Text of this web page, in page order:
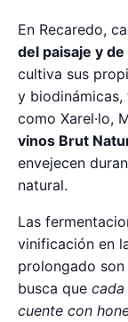
En Recaredo,
del paisaje y
cultiva sus
y
como Xarel·lo,
vinos Brut
envejecen
natural.
Las
vinificación en
prolongado
busca que cada
cuente con